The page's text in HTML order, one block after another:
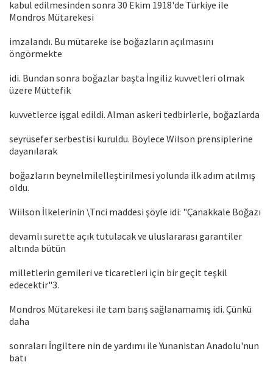
kabul edilmesinden sonra 30 Ekim 1918'de Türkiye ile
Mondros Mütarekesi
imzalandı. Bu mütareke ise boğazların açılmasını
öngörmekte
idi. Bundan sonra boğazlar başta İngiliz kuvvetleri olmak
üzere Müttefik
kuvvetlerce işgal edildi. Alman askeri tedbirlerle, boğazlarda
seyrüsefer serbestisi kuruldu. Böylece Wilson prensiplerine
dayanılarak
boğazların beynelmilelleştirilmesi yolunda ilk adım atılmış
oldu.
Wiilson İlkelerinin \Tnci maddesi şöyle idi: "Çanakkale Boğazı
devamlı surette açık tutulacak ve uluslararası garantiler
altında bütün
milletlerin gemileri ve ticaretleri için bir geçit teşkil
edecektir"3.
Mondros Mütarekesi ile tam barış sağlanamamış idi. Çünkü
daha
sonraları İngiltere nin de yardımı ile Yunanistan Anadolu'nun
batı